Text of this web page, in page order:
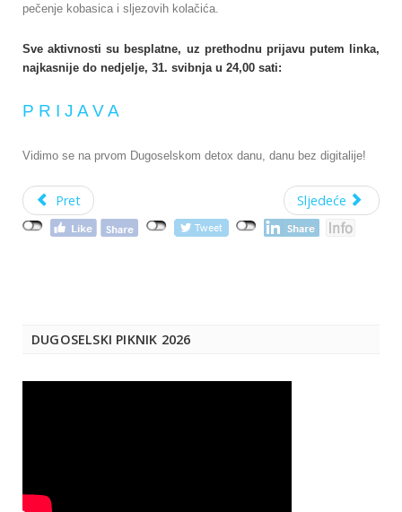
pečenje kobasica i sljezovih kolačića.
Sve aktivnosti su besplatne, uz prethodnu prijavu putem linka,
najkasnije do nedjelje, 31. svibnja u 24,00 sati:
P R I J A V A
Vidimo se na prvom Dugoselskom detox danu, danu bez digitalije!
Pret Sljedeće
DUGOSELSKI PIKNIK 2026